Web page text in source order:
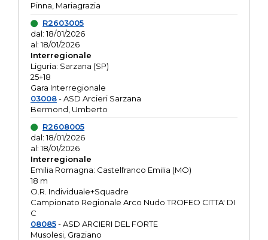
Pinna, Mariagrazia
R2603005
dal: 18/01/2026
al: 18/01/2026
Interregionale
Liguria: Sarzana (SP)
25+18
Gara Interregionale
03008- ASD Arcieri Sarzana
Bermond, Umberto
R2608005
dal: 18/01/2026
al: 18/01/2026
Interregionale
Emilia Romagna: Castelfranco Emilia (MO)
18 m
O.R. Individuale+Squadre
Campionato Regionale Arco Nudo TROFEO CITTA' DI
C
08085- ASD ARCIERI DEL FORTE
Musolesi, Graziano